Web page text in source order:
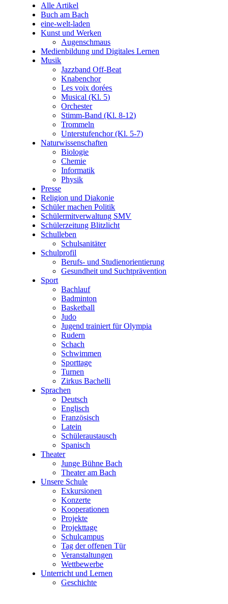
Alle Artikel
Buch am Bach
eine-welt-laden
Kunst und Werken
Augenschmaus
Medienbildung und Digitales Lernen
Musik
Jazzband Off-Beat
Knabenchor
Les voix dorées
Musical (Kl. 5)
Orchester
Stimm-Band (Kl. 8-12)
Trommeln
Unterstufenchor (Kl. 5-7)
Naturwissenschaften
Biologie
Chemie
Informatik
Physik
Presse
Religion und Diakonie
Schüler machen Politik
Schülermitverwaltung SMV
Schülerzeitung Blitzlicht
Schulleben
Schulsanitäter
Schulprofil
Berufs- und Studienorientierung
Gesundheit und Suchtprävention
Sport
Bachlauf
Badminton
Basketball
Judo
Jugend trainiert für Olympia
Rudern
Schach
Schwimmen
Sporttage
Turnen
Zirkus Bachelli
Sprachen
Deutsch
Englisch
Französisch
Latein
Schüleraustausch
Spanisch
Theater
Junge Bühne Bach
Theater am Bach
Unsere Schule
Exkursionen
Konzerte
Kooperationen
Projekte
Projekttage
Schulcampus
Tag der offenen Tür
Veranstaltungen
Wettbewerbe
Unterricht und Lernen
Geschichte